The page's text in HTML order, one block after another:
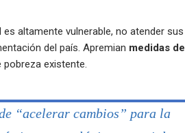
altamente vulnerable, no atender sus
del país. Apremian medidas de
existente.
“acelerar cambios” para la